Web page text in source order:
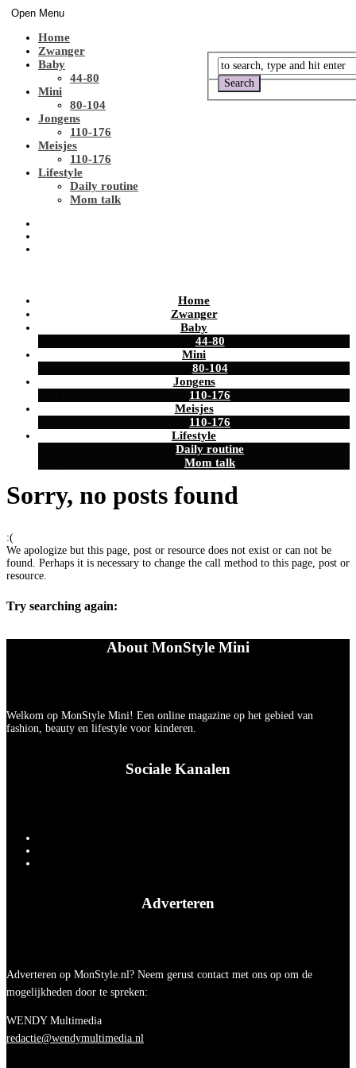
Open Menu
Home
Zwanger
Baby
44-80
Mini
80-104
Jongens
110-176
Meisjes
110-176
Lifestyle
Daily routine
Mom talk
Home
Zwanger
Baby
44-80
Mini
80-104
Jongens
110-176
Meisjes
110-176
Lifestyle
Daily routine
Mom talk
Sorry, no posts found
:(
We apologize but this page, post or resource does not exist or can not be
found. Perhaps it is necessary to change the call method to this page, post or
resource.
Try searching again:
About MonStyle Mini
Welkom op MonStyle Mini! Een online magazine op het gebied van
fashion, beauty en lifestyle voor kinderen.
Sociale Kanalen
Adverteren
Adverteren op MonStyle.nl? Neem gerust contact met ons op om de
mogelijkheden door te spreken:
WENDY Multimedia
redactie@wendymultimedia.nl